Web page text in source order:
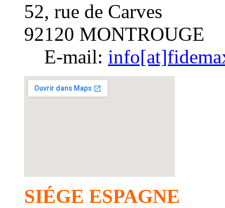
52, rue de Carves
92120 MONTROUGE
E-mail:
SIÉGE ESPAGNE